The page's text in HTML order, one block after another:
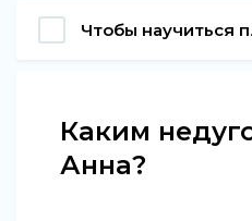
Чтобы научиться
Каким
Анна?